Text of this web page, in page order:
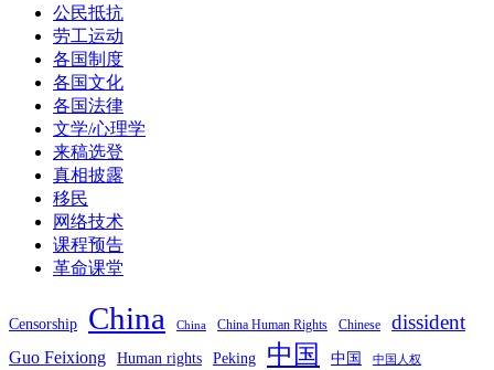
公民抵抗
劳工运动
各国制度
各国文化
各国法律
文学/心理学
来稿选登
真相披露
移民
网络技术
课程预告
革命课堂
Censorship China China China Human Rights Chinese dissident
Guo Feixiong Human rights Peking 中国 中国 中国人权